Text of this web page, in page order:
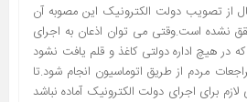
بیش از ۱۳ سال از تصویب دولت الکترونیک این مصوبه آن
نشده است.وقتی می توان اذعان به اجرای
در هیچ اداره دولتی کاغذ و قلم یافت نشود
مردم از طریق اتوماسیون انجام شود.تا
برای اجرای دولت الکترونیک آماده نباشد